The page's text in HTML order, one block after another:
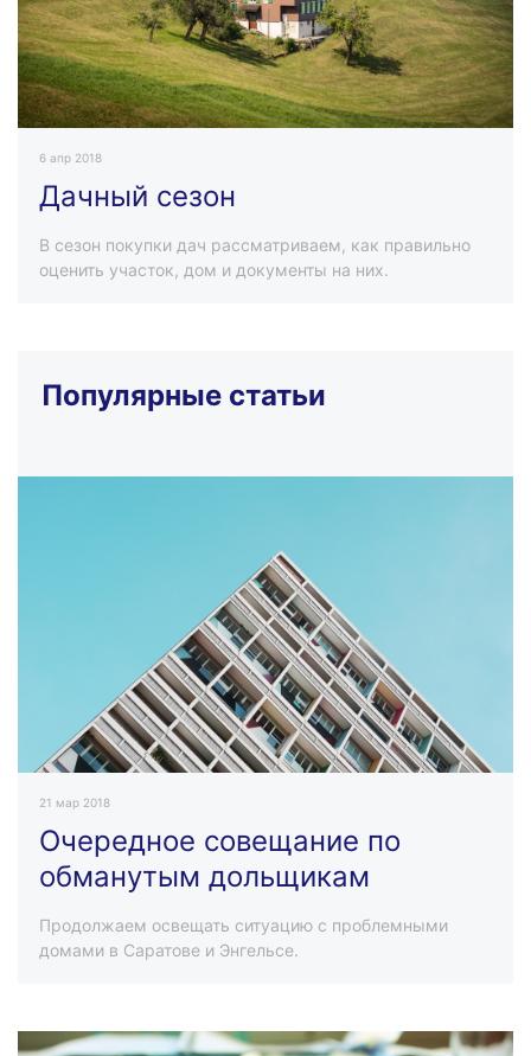
6 апр 2018
Дачный сезон
В сезон покупки дач рассматриваем, как правильно
оценить участок, дом и документы на них.
Популярные статьи
21 мар 2018
Очередное совещание по
обманутым дольщикам
Продолжаем освещать ситуацию с проблемными
домами в Саратове и Энгельсе.